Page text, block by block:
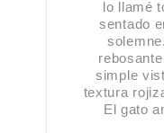
lo llamé
sentado
simple
textura
El gato